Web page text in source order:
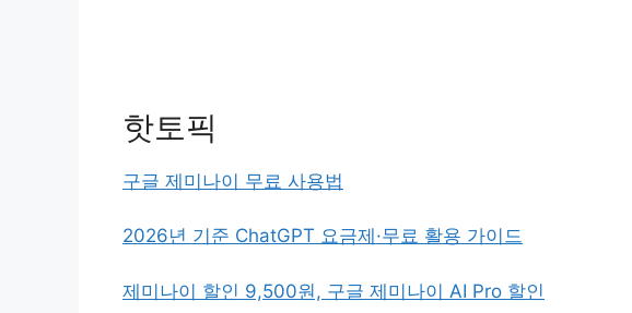
핫토픽
구글 제미나이 무료 사용법
2026년 기준 ChatGPT 요금제·무료 활용 가이드
제미나이 할인 9,500원, 구글 제미나이 AI Pro 할인